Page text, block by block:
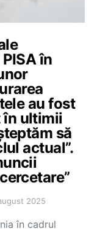
în
au fost
în ultimii
să
actual”.
2025
în cadrul